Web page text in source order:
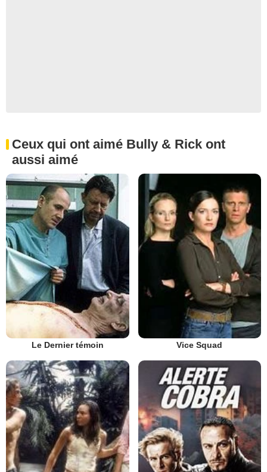
Ceux qui ont aimé Bully & Rick ont
aussi aimé
Le Dernier témoin Vice Squad